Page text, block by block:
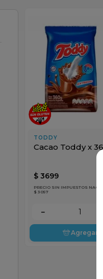
TODDY
Cacao Toddy x
$ 3699
PRECIO SIN IMPUESTOS
$ 3057
－
Agregar